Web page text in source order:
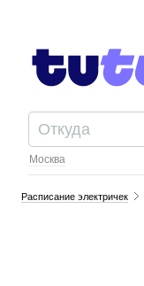
Москва
Расписание электричек